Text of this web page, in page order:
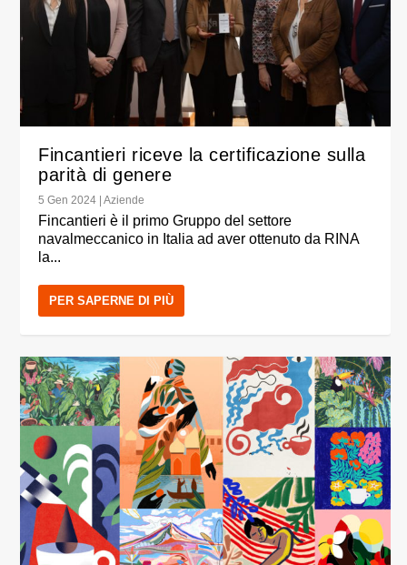
Fincantieri riceve la certificazione sulla
parità di genere
5 Gen 2024 |Aziende
Fincantieri è il primo Gruppo del settore
navalmeccanico in Italia ad aver ottenuto da RINA
la...
PER SAPERNE DI PIÙ